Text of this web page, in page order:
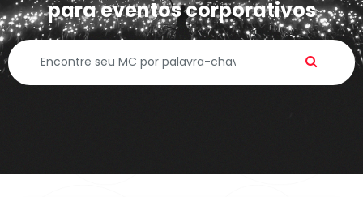
para eventos corporativos